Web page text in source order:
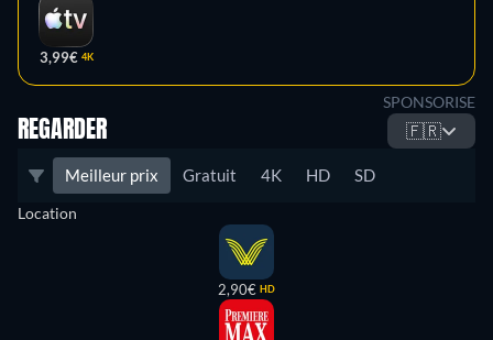
3,99€ 4K
SPONSORISE
REGARDER 🇫🇷
Meilleur prix Gratuit 4K HD SD
Location
2,90€ HD